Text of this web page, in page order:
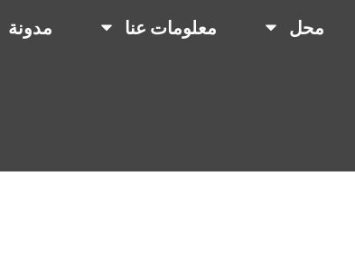
محل معلومات عنا مدونة